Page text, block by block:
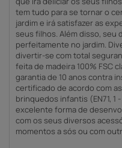
tem tudo para se tornar o
jardim e irá satisfazer as
seus filhos. Além disso, seu
perfeitamente no jardim.
divertir-se com total
feita de madeira 100% FSC
garantia de 10 anos contra
certificado de acordo com
brinquedos infantis (EN71, 1
excelente forma de
com os seus diversos
momentos a sós ou com